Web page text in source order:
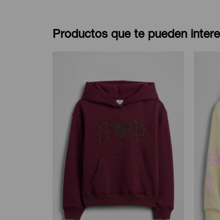
Productos que te pueden